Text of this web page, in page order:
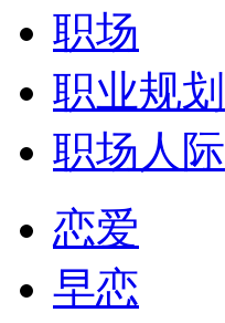
职场
职业规划
职场人际
恋爱
早恋